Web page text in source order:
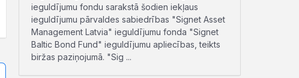
ieguldījumu fondu sarakstā šodien iekļaus
ieguldījumu pārvaldes sabiedrības "Signet Asset
Management Latvia" ieguldījumu fonda "Signet
Baltic Bond Fund" ieguldījumu apliecības, teikts
biržas paziņojumā. "Sig ...